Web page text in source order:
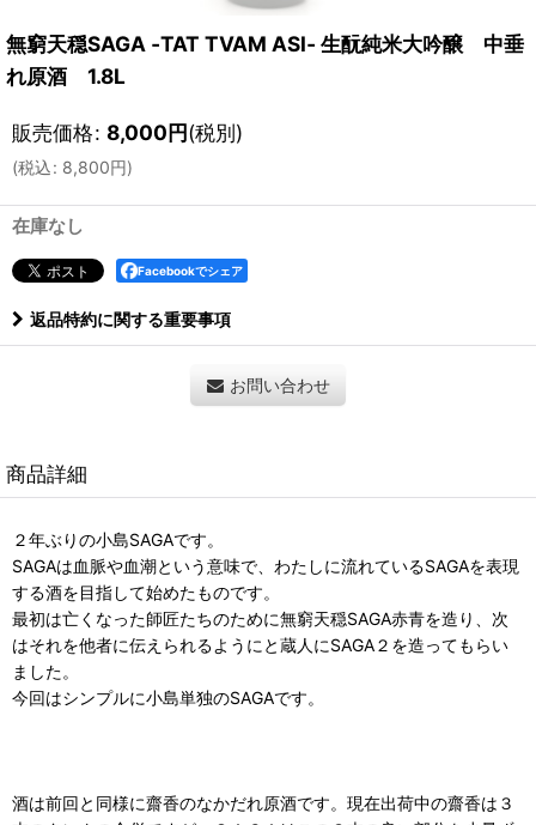
無窮天穏SAGA ‐TAT TVAM ASI‐ 生酛純米大吟醸 中垂
れ原酒 1.8L
販売価格: 8,000円(税別)
(税込: 8,800円)
在庫なし
Facebookでシェア
返品特約に関する重要事項
お問い合わせ
商品詳細
２年ぶりの小島SAGAです。
SAGAは血脈や血潮という意味で、わたしに流れているSAGAを表現
する酒を目指して始めたものです。
最初は亡くなった師匠たちのために無窮天穏SAGA赤青を造り、次
はそれを他者に伝えられるようにと蔵人にSAGA２を造ってもらい
ました。
今回はシンプルに小島単独のSAGAです。
酒は前回と同様に齋香のなかだれ原酒です。現在出荷中の齋香は３